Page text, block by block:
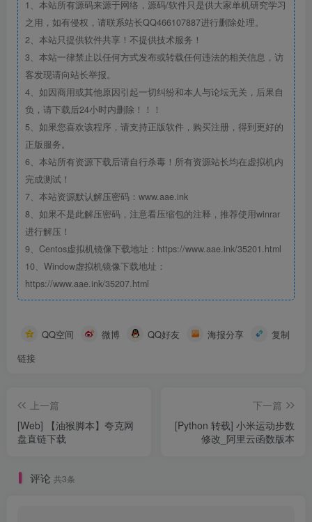
1、本站所有源码来源于网络，源码/软件只是供大家单机研究学习
之用，如有侵权，请联系站长QQ466107887进行删除处理。
2、本站只提供软件共享！不提供技术服务！
3、本站一律禁止以任何方式发布或转载任何违法的相关信息，访
客发现请向站长举报。
4、如因商用或其他原因引起一切纠纷和本人与论坛无关，后果自
负，请下载后24小时内删除！！！
5、如果您喜欢该程序，请支持正版软件，购买注册，得到更好的
正版服务。
6、本站所有资源下载后请自行杀毒！所有资源站长均在虚拟机内
完成测试！
7、本站资源默认解压密码：www.aae.ink
8、如果不是此解压密码，注意看压缩包的注释，推荐使用winrar
进行解压！
9、Centos虚拟机镜像下载地址：https://www.aae.ink/35201.html
10、Window虚拟机镜像下载地址：
https://www.aae.ink/35207.html
QQ空间 微博 QQ好友 海报分享
复制
链接
上一篇
[Web] 【油猴脚本】夸克网
盘直链下载
下一篇
[Python 转载] 小米运动步数
修改_阿里云函数版本
评论 共3条